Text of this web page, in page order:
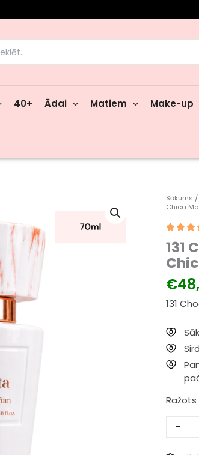
40+ Ādai Matiem Make-up
Sākums /
Chica
5.00
pircēju
131
€
131
Ražots
-
131
nr.
131
Chica
70ml